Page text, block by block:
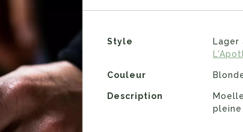
Style
Lager
Couleur
Description
pleine